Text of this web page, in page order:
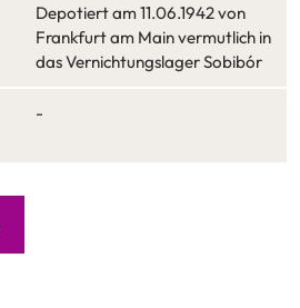
Depotiert am 11.06.1942 von
Frankfurt am Main vermutlich in
das Vernichtungslager Sobibór
-